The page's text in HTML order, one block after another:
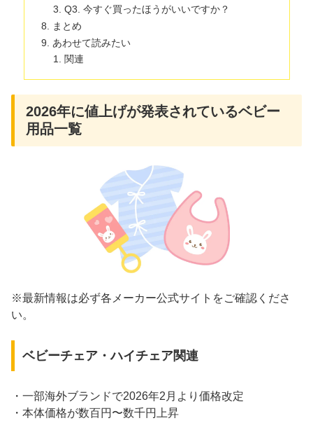
Q3. 今すぐ買ったほうがいいですか？
まとめ
あわせて読みたい
関連
2026年に値上げが発表されているベビー
用品一覧
※最新情報は必ず各メーカー公式サイトをご確認くださ
い。
ベビーチェア・ハイチェア関連
・一部海外ブランドで2026年2月より価格改定
・本体価格が数百円〜数千円上昇